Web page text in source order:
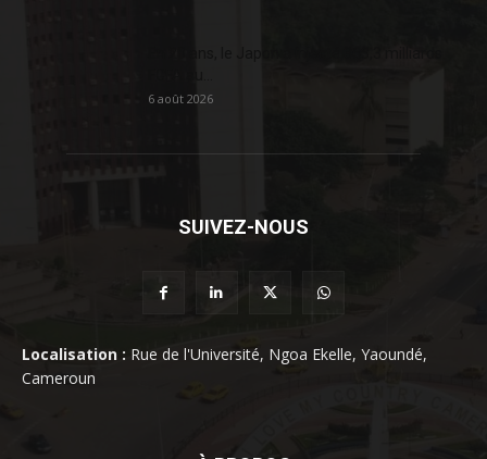
6 août 2026
SUIVEZ-NOUS
Localisation : Rue de l'Université, Ngoa Ekelle, Yaoundé,
Cameroun